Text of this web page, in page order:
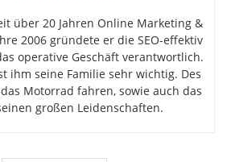
über 20 Jahren Online Marketing &
2006 gründete er die SEO-effektiv
operative Geschäft verantwortlich.
ihm seine Familie sehr wichtig. Des
Motorrad fahren, sowie auch das
großen Leidenschaften.